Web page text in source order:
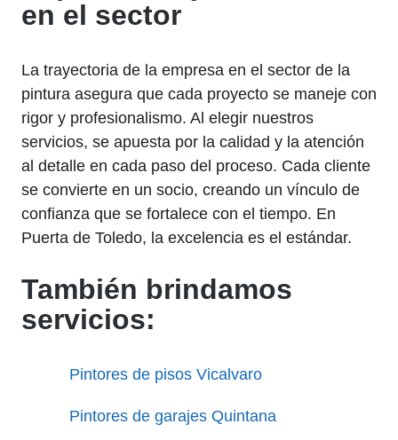
en el sector
La trayectoria de la empresa en el sector de la
pintura asegura que cada proyecto se maneje con
rigor y profesionalismo. Al elegir nuestros
servicios, se apuesta por la calidad y la atención
al detalle en cada paso del proceso. Cada cliente
se convierte en un socio, creando un vínculo de
confianza que se fortalece con el tiempo. En
Puerta de Toledo, la excelencia es el estándar.
También brindamos
servicios:
Pintores de pisos Vicalvaro
Pintores de garajes Quintana